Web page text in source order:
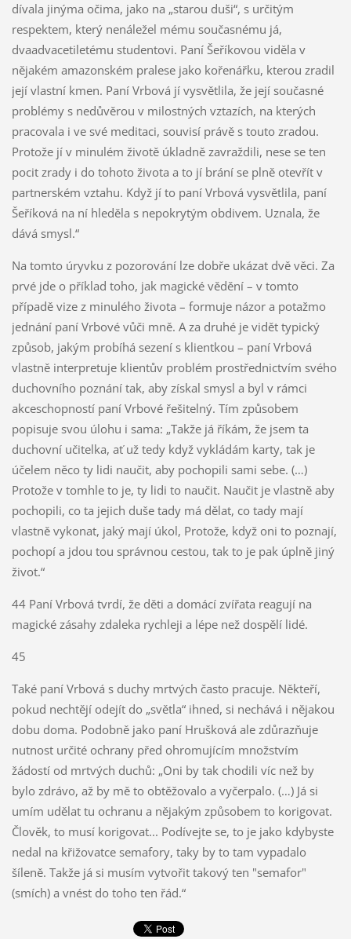
dívala jinýma očima, jako na „starou duši“, s určitým
respektem, který nenáležel mému současnému já,
dvaadvacetiletému studentovi. Paní Šeříkovou viděla v
nějakém amazonském pralese jako kořenářku, kterou zradil
její vlastní kmen. Paní Vrbová jí vysvětlila, že její současné
problémy s nedůvěrou v milostných vztazích, na kterých
pracovala i ve své meditaci, souvisí právě s touto zradou.
Protože jí v minulém životě úkladně zavraždili, nese se ten
pocit zrady i do tohoto života a to jí brání se plně otevřít v
partnerském vztahu. Když jí to paní Vrbová vysvětlila, paní
Šeříková na ní hleděla s nepokrytým obdivem. Uznala, že
dává smysl.“
Na tomto úryvku z pozorování lze dobře ukázat dvě věci. Za
prvé jde o příklad toho, jak magické vědění – v tomto
případě vize z minulého života – formuje názor a potažmo
jednání paní Vrbové vůči mně. A za druhé je vidět typický
způsob, jakým probíhá sezení s klientkou – paní Vrbová
vlastně interpretuje klientův problém prostřednictvím svého
duchovního poznání tak, aby získal smysl a byl v rámci
akceschopností paní Vrbové řešitelný. Tím způsobem
popisuje svou úlohu i sama: „Takže já říkám, že jsem ta
duchovní učitelka, ať už tedy když vykládám karty, tak je
účelem něco ty lidi naučit, aby pochopili sami sebe. (…)
Protože v tomhle to je, ty lidi to naučit. Naučit je vlastně aby
pochopili, co ta jejich duše tady má dělat, co tady mají
vlastně vykonat, jaký mají úkol, Protože, když oni to poznají,
pochopí a jdou tou správnou cestou, tak to je pak úplně jiný
život.“
44 Paní Vrbová tvrdí, že děti a domácí zvířata reagují na
magické zásahy zdaleka rychleji a lépe než dospělí lidé.
45
Také paní Vrbová s duchy mrtvých často pracuje. Někteří,
pokud nechtějí odejít do „světla“ ihned, si nechává i nějakou
dobu doma. Podobně jako paní Hrušková ale zdůrazňuje
nutnost určité ochrany před ohromujícím množstvím
žádostí od mrtvých duchů: „Oni by tak chodili víc než by
bylo zdrávo, až by mě to obtěžovalo a vyčerpalo. (…) Já si
umím udělat tu ochranu a nějakým způsobem to korigovat.
Člověk, to musí korigovat... Podívejte se, to je jako kdybyste
nedal na křižovatce semafory, taky by to tam vypadalo
šíleně. Takže já si musím vytvořit takový ten "semafor"
(smích) a vnést do toho ten řád.“